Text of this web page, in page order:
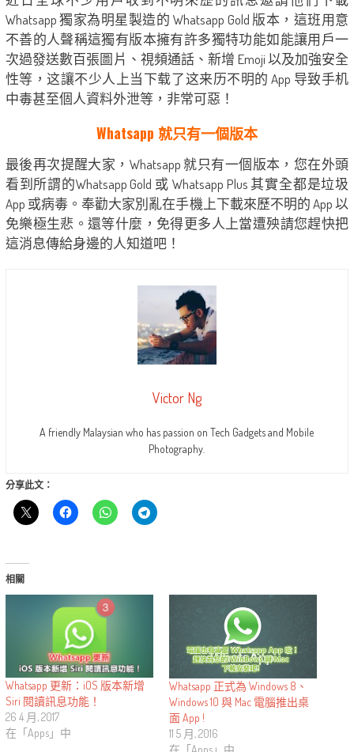
Whatsapp 獨家為明星製造的 Whatsapp Gold 版本，這班用意
不善的人聲稱這獨有版本擁有許多獨特功能如能讓用戶一
次過發送數百張圖片、視頻通話、新增 Emoji 以及加強安全
性等，这讓不少人上当下载了这来历不明的 App 导致手机
中毒甚至個人資料外泄等，非常可惡！
Whatsapp 就只有一個版本
最後再次提醒大家，Whatsapp 就只有一個版本，您在外頭
看到所謂的Whatsapp Gold 或 Whatsapp Plus 其實全都是垃圾
App 或病毒。奉勸大家別亂在手機上下載來歷不明的 App 以
免樂極生悲。還等什麼，免得更多人上當遭殃請您趕快把
這消息傳給身邊的人知道吧！
Victor Ng
A friendly Malaysian who has passion on Tech Gadgets and Mobile
Photography.
分享此文：
相關
Whatsapp 更新：iOS 版本新增
Siri 閱讀訊息功能！
26 4 月, 2017
在「Apps」中
Whatsapp 正式為 Windows 8、
Windows 10 與 Mac 電腦推出桌
面 App !
11 5 月, 2016
在「Apps」中